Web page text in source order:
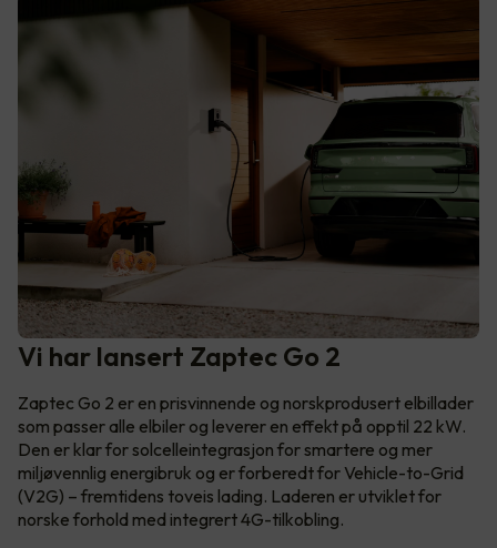
Vi har lansert Zaptec Go 2
Zaptec Go 2 er en prisvinnende og norskprodusert elbillader
som passer alle elbiler og leverer en effekt på opptil 22 kW.
Den er klar for solcelleintegrasjon for smartere og mer
miljøvennlig energibruk og er forberedt for Vehicle-to-Grid
(V2G) – fremtidens toveis lading. Laderen er utviklet for
norske forhold med integrert 4G-tilkobling.